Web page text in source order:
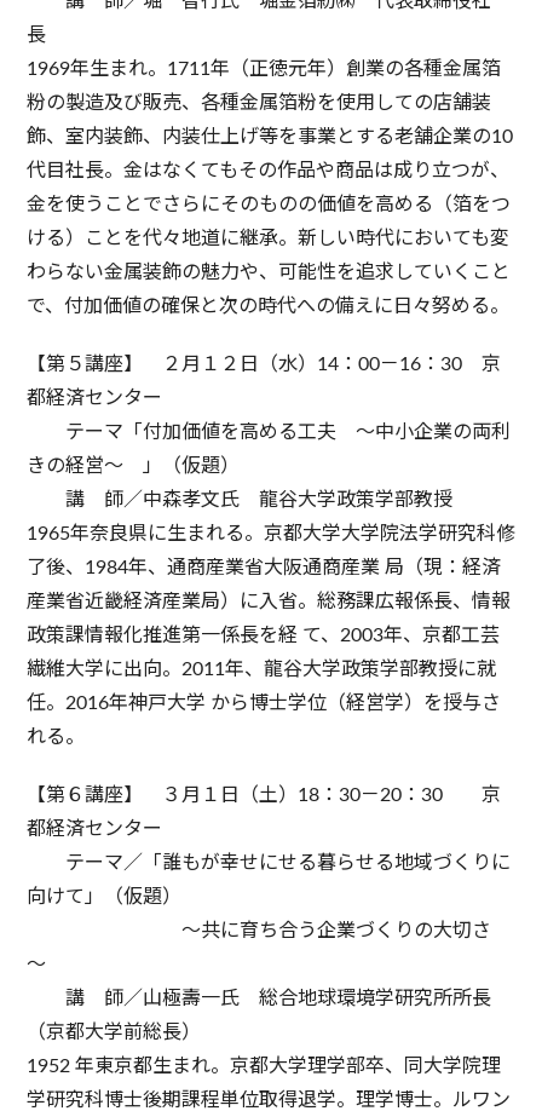
長
1969年生まれ。1711年（正徳元年）創業の各種金属箔
粉の製造及び販売、各種金属箔粉を使用しての店舗装
飾、室内装飾、内装仕上げ等を事業とする老舗企業の10
代目社長。金はなくてもその作品や商品は成り立つが、
金を使うことでさらにそのものの価値を高める（箔をつ
ける）ことを代々地道に継承。新しい時代においても変
わらない金属装飾の魅力や、可能性を追求していくこと
で、付加価値の確保と次の時代への備えに日々努める。
【第５講座】 ２月１２日（水）14：00－16：30 京
都経済センター
テーマ「付加価値を高める工夫 ～中小企業の両利
きの経営～ 」（仮題）
講 師／中森孝文氏 龍谷大学政策学部教授
1965年奈良県に生まれる。京都大学大学院法学研究科修
了後、1984年、通商産業省大阪通商産業 局（現：経済
産業省近畿経済産業局）に入省。総務課広報係長、情報
政策課情報化推進第一係長を経 て、2003年、京都工芸
繊維大学に出向。2011年、龍谷大学政策学部教授に就
任。2016年神戸大学 から博士学位（経営学）を授与さ
れる。
【第６講座】 ３月１日（土）18：30－20：30 京
都経済センター
テーマ／「誰もが幸せにせる暮らせる地域づくりに
向けて」（仮題）
～共に育ち合う企業づくりの大切さ
～
講 師／山極壽一氏 総合地球環境学研究所所長
（京都大学前総長）
1952 年東京都生まれ。京都大学理学部卒、同大学院理
学研究科博士後期課程単位取得退学。理学博士。ルワン